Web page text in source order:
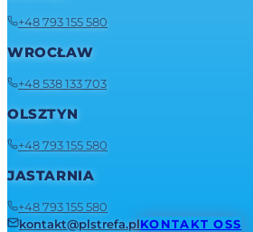
+48 793 155 580
WROCŁAW
+48 538 133 703
OLSZTYN
+48 793 155 580
JASTARNIA
+48 793 155 580
kontakt@plstrefa.plKONTAKT OSS